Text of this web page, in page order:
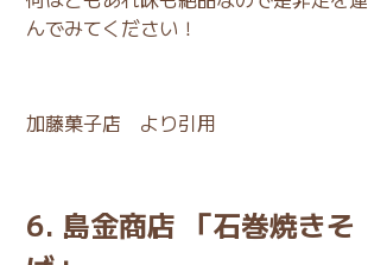
んでみてください！
加藤菓子店 より引用
6. 島金商店 「石巻焼きそ